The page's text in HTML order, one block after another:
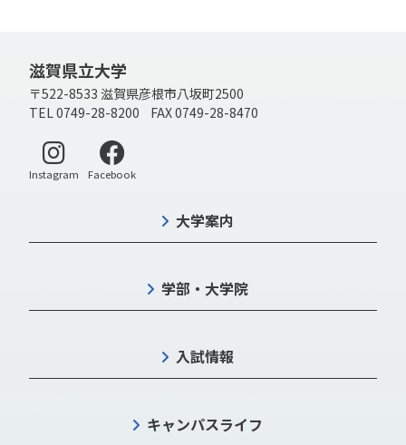
滋賀県立大学
〒522-8533 滋賀県彦根市八坂町2500
TEL 0749-28-8200 FAX 0749-28-8470
Instagram 別ウィンドウで開く
Facebook別ウィンドウで開く
大学案内
学部・大学院
入試情報
キャンパスライフ